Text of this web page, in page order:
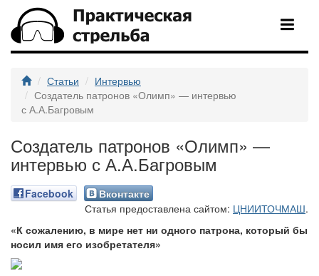
Статьи
Интервью
Создатель патронов «Олимп» — интервью
с А.А.Багровым
Создатель патронов «Олимп» —
интервью с А.А.Багровым
Facebook
Вконтакте
Статья предоставлена сайтом: ЦНИИТОЧМАШ.
«К сожалению, в мире нет ни одного патрона, который бы
носил имя его изобретателя»